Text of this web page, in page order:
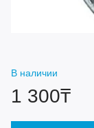
В наличии
1 300₸